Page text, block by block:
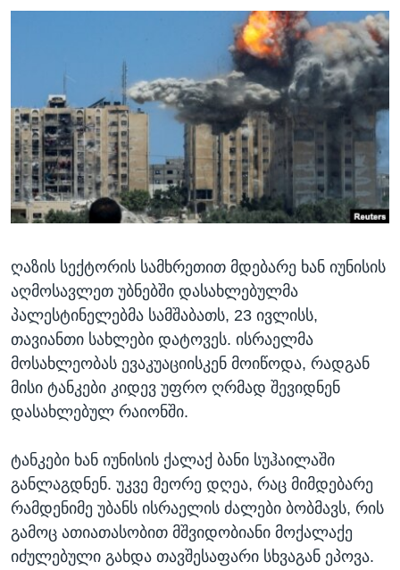
ᲕᲐᲨᲘᲜᲒᲢᲝᲜᲘ ᲓᲦᲔᲡ
ᲡᲢᲣᲓᲘᲐ ᲕᲐᲨᲘᲜᲒᲢᲝᲜᲘ
ᲡᲮᲕᲐ ᲡᲘᲐᲮᲚᲔᲔᲑᲘ
ᲔᲙᲝᲜᲝᲛᲘᲙᲐ
ᲯᲐᲜᲛᲠᲗᲔᲚᲝᲑᲐ
ᲛᲔᲪᲜᲘᲔᲠᲔᲑᲐ
ᲘᲜᲢᲔᲠᲕᲘᲣ
ᲙᲣᲚᲢᲣᲠᲐ
ᲓᲔᲖᲘᲜᲤᲝᲠᲛᲐᲪᲘᲐ
Learning English
ᲗᲕᲐᲚᲘ ᲒᲕᲐᲓᲔᲕᲜᲔᲗ
ენები
ღაზის სექტორის სამხრეთით მდებარე ხან იუნისის
აღმოსავლეთ უბნებში დასახლებულმა
პალესტინელებმა სამშაბათს, 23 ივლისს,
თავიანთი სახლები დატოვეს. ისრაელმა
მოსახლეობას ევაკუაციისკენ მოიწოდა, რადგან
მისი ტანკები კიდევ უფრო ღრმად შევიდნენ
დასახლებულ რაიონში.
ტანკები ხან იუნისის ქალაქ ბანი სუჰაილაში
განლაგდნენ. უკვე მეორე დღეა, რაც მიმდებარე
რამდენიმე უბანს ისრაელის ძალები ბობმავს, რის
გამოც ათიათასობით მშვიდობიანი მოქალაქე
იძულებული გახდა თავშესაფარი სხვაგან ეპოვა.